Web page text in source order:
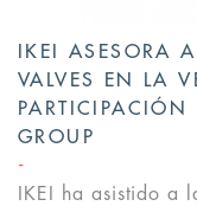
IKEI ASESORA
VALVES EN LA
GROUP
IKEI ha asistido a